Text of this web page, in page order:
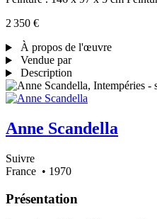
2 350 €
À propos de l'œuvre
Vendue par
Description
Anne Scandella
Suivre
France • 1970
Présentation